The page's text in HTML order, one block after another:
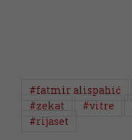
#fatmir alispahić
#zekat
#vitre
#rijaset